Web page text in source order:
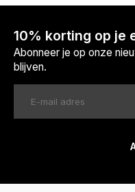
10% korting op je
Abonneer je op onze
blijven.